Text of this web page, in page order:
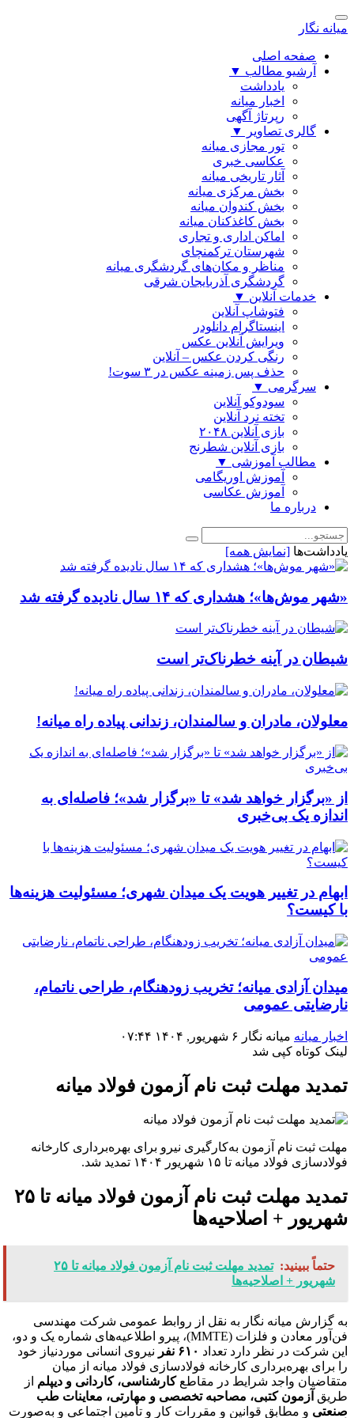
میانه نگار
صفحه اصلی
آرشیو مطالب ▼
یادداشت
اخبار میانه
رپرتاژ آگهی
گالری تصاویر
▼
تور مجازی میانه
عکاسی خبری
آثار تاریخی میانه
بخش مرکزی میانه
بخش کندوان میانه
بخش کاغذکنان میانه
اماکن اداری و تجاری
شهرستان ترکمنچای
مناظر و مکان‌های گردشگری میانه
گردشگری آذربایجان شرقی
خدمات آنلاین ▼
فتوشاپ آنلاین
اینستاگرام دانلودر
ویرایش آنلاین عکس
رنگی كردن عكس – آنلاین
حذف پس زمینه عکس در ۳ سوت!
سرگرمی ▼
سودوکو آنلاین
تخته نرد آنلاین
بازی آنلاین ۲۰۴۸
بازی آنلاین شطرنج
مطالب آموزشی ▼
آموزش اوریگامی
آموزش عکاسی
درباره ما
یادداشت‌ها [نمایش همه]
«شهر موش‌ها»؛ هشداری که ۱۴ سال نادیده گرفته شد
شیطان در آینه خطرناک‌تر است
معلولان، مادران و سالمندان، زندانی پیاده راه میانه!
از «برگزار خواهد شد» تا «برگزار شد»؛ فاصله‌ای به
اندازه یک بی‌خبری
ابهام در تغییر هویت یک میدان شهری؛ مسئولیت هزینه‌ها
با کیست؟
میدان آزادی میانه؛ تخریب زودهنگام، طراحی ناتمام،
نارضایتی عمومی
اخبار میانه میانه نگار ۶ شهریور, ۱۴۰۴
۰۷:۴۴
لینک کوتاه کپی شد
تمدید مهلت ثبت نام آزمون فولاد میانه
مهلت ثبت نام آزمون به‌کارگیری نیرو برای بهره‌برداری کارخانه
فولادسازی فولاد میانه تا ۱۵ شهریور ۱۴۰۴ تمدید شد.
تمدید مهلت ثبت نام آزمون فولاد میانه تا ۲۵
شهریور + اصلاحیه‌ها
حتماً ببینید:
تمدید مهلت ثبت نام آزمون فولاد میانه تا ۲۵
شهریور + اصلاحیه‌ها
به گزارش میانه نگار به نقل از روابط عمومی شرکت مهندسی
فن‌آور معادن و فلزات (MMTE)، پیرو اطلاعیه‌های شماره یک و دو،
این شرکت در نظر دارد تعداد ۶۱۰ نفر
نیروی انسانی موردنیاز خود
را برای بهره‌برداری کارخانه فولادسازی فولاد میانه از میان
متقاضیان واجد شرایط در مقاطعکارشناسی، کاردانی و دیپلم از
طریق آزمون کتبی، مصاحبه تخصصی و مهارتی، معاینات طب
صنعتی و مطابق قوانین و مقررات کار و تأمین اجتماعی و به‌صورت